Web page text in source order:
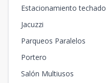
Estacionamiento techado
Jacuzzi
Parqueos Paralelos
Portero
Salón Multiusos